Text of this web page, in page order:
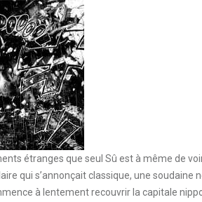
étranges que seul Sû est à même de
qui s’annonçait classique, une soudaine
à lentement recouvrir la capitale